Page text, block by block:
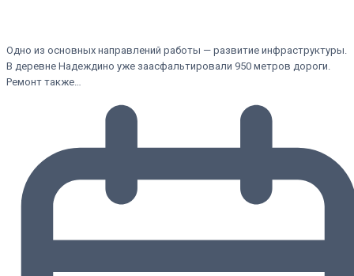
Одно из основных направлений работы — развитие инфраструктуры.
В деревне Надеждино уже заасфальтировали 950 метров дороги.
Ремонт также…